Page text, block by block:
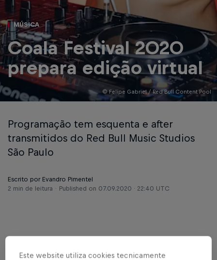
© Felipe Gabriel / Red Bull Content Pool
MÚSICA
Coala Festival 2020
prepara edição virtual
Programação tem esquenta e after
transmitidos do Red Bull Music Studios
São Paulo
Escrito por Evandro Pimentel
2 min de leitura
Published on 07.09.2020 · 22:40 UTC
virtual às 14h deste sábado (12), com apoio da
Este website utiliza cookies tecnicamente